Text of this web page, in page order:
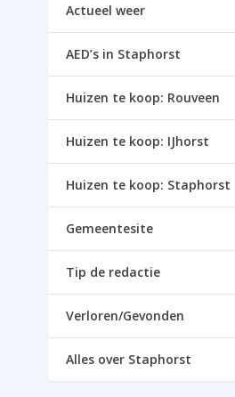
Actueel weer
AED’s in Staphorst
Huizen te koop: Rouveen
Huizen te koop: IJhorst
Huizen te koop: Staphorst
Gemeentesite
Tip de redactie
Verloren/Gevonden
Alles over Staphorst